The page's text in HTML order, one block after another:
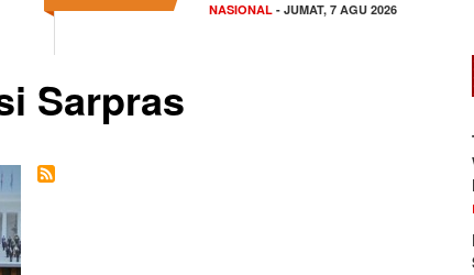
NASIONAL - JUMAT, 7 AGU 2026
Sarpras